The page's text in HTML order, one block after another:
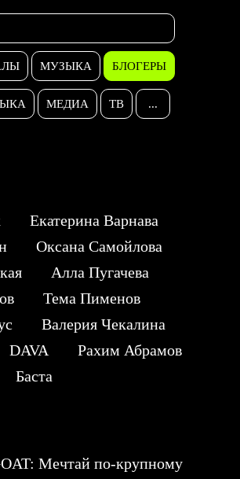
МУЗЫКА БЛОГЕРЫ
МЕДИА ТВ ...
Екатерина Варнава
Оксана Самойлова
Алла Пугачева
Тема Пименов
Валерия Чекалина
DAVA
Рахим Абрамов
Баста
Мечтай по-крупному